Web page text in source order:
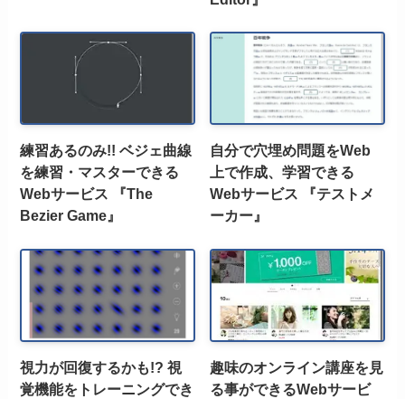
練習あるのみ!! ベジェ曲線
を練習・マスターできる
Webサービス 『The
Bezier Game』
自分で穴埋め問題をWeb
上で作成、学習できる
Webサービス 『テストメ
ーカー』
視力が回復するかも!? 視
覚機能をトレーニングでき
趣味のオンライン講座を見
る事ができるWebサービ